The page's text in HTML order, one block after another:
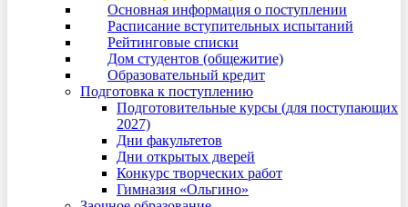
Основная информация о поступлении
Расписание вступительных испытаний
Рейтинговые списки
Дом студентов (общежитие)
Образовательный кредит
Подготовка к поступлению
Подготовительные курсы (для поступающих
2027)
Дни факультетов
Дни открытых дверей
Конкурс творческих работ
Гимназия «Ольгино»